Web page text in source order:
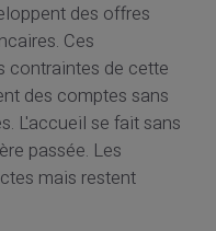
des offres
Ces
contraintes de cette
des comptes sans
L'accueil se fait sans
passée. Les
mais restent